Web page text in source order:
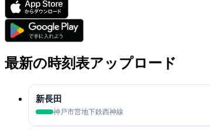
最新の時刻表アップロード
新長田
神戸市営地下鉄西神線